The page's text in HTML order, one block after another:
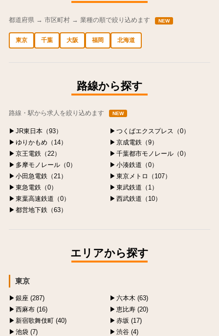
都道府県 → 市区町村 → 業種の順で絞り込めます NEW
東京 千葉 大阪 福岡 北海道
路線から探す
路線・駅から求人を絞り込めます NEW
JR東日本（93）
つくばエクスプレス（0）
ゆりかもめ（14）
京成電鉄（9）
京王電鉄（22）
千葉都市モノレール（0）
多摩モノレール（0）
小湊鉄道（0）
小田急電鉄（21）
東京メトロ（107）
東急電鉄（0）
東武鉄道（1）
東葉高速鉄道（0）
西武鉄道（10）
都営地下鉄（63）
エリアから探す
東京
銀座 (287)
六本木 (63)
西麻布 (16)
恵比寿 (20)
新宿歌舞伎町 (40)
赤坂 (17)
池袋 (7)
渋谷 (4)